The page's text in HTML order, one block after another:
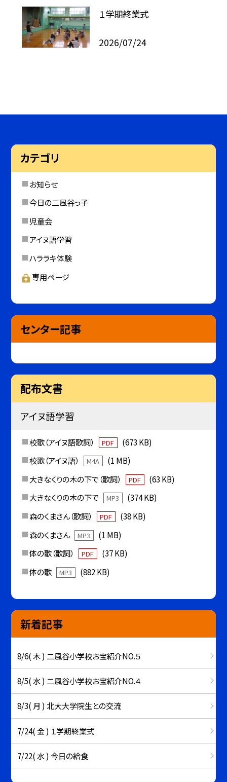
１学期終業式
2026/07/24
カテゴリ
お知らせ
今日の二風谷っ子
児童会
アイヌ語学習
ハララキ体験
専用ページ
センター記事
配布文書
アイヌ語学習
校歌（アイヌ語歌詞） PDF
(673 KB)
校歌（アイヌ語）
M4A
(1 MB)
大きなくりの木の下で（歌詞）
PDF
(63 KB)
大きなくりの木の下で
MP3
(374 KB)
森のくまさん（歌詞）
PDF
(38 KB)
森のくまさん
MP3
(1 MB)
体の歌（歌詞）
PDF
(37 KB)
体の歌
MP3 (882 KB)
新着記事
8/6( 木 ) 二風谷小学校お宝紹介NO.５
8/5( 水 ) 二風谷小学校お宝紹介NO.４
8/3( 月 ) 北大大学院生との交流
7/24( 金 ) １学期終業式
7/22( 水 ) 今日の給食